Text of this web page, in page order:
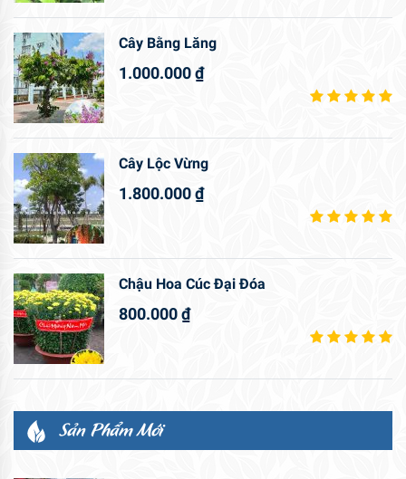
Cây Bằng Lăng
1.000.000₫
Cây Lộc Vừng
1.800.000₫
Chậu Hoa Cúc Đại Đóa
800.000₫
Sản Phẩm Mới